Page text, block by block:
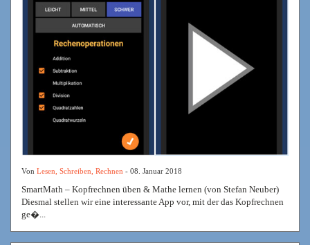
Von Lesen, Schreiben, Rechnen - 08. Januar 2018
SmartMath – Kopfrechnen üben & Mathe lernen (von Stefan Neuber)
Diesmal stellen wir eine interessante App vor, mit der das Kopfrechnen
ge�...